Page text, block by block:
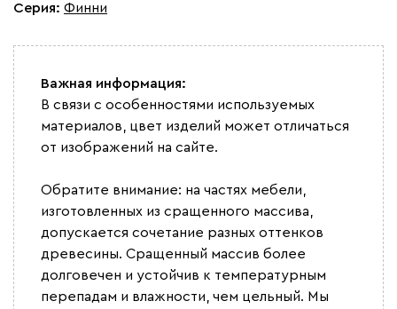
Серия: Финни
Важная информация:
В связи с особенностями используемых
материалов, цвет изделий может отличаться
от изображений на сайте.
Обратите внимание: на частях мебели,
изготовленных из сращенного массива,
допускается сочетание разных оттенков
древесины. Сращенный массив более
долговечен и устойчив к температурным
перепадам и влажности, чем цельный. Мы